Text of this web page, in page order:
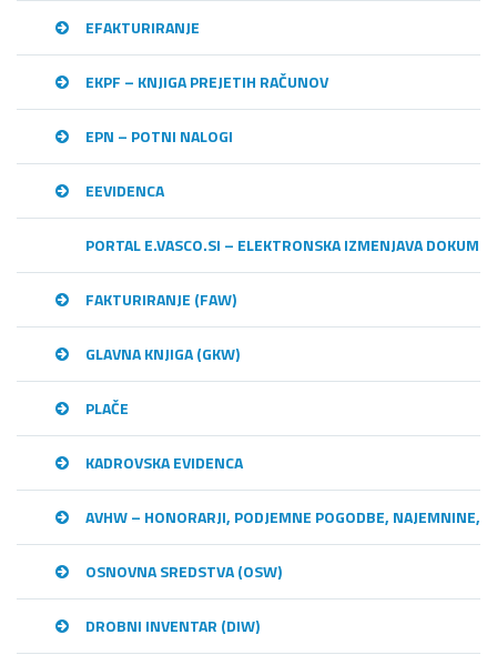
EFAKTURIRANJE
EKPF – KNJIGA PREJETIH RAČUNOV
EPN – POTNI NALOGI
EEVIDENCA
PORTAL E.VASCO.SI – ELEKTRONSKA IZMENJAVA
FAKTURIRANJE (FAW)
GLAVNA KNJIGA (GKW)
PLAČE
KADROVSKA EVIDENCA
AVHW – HONORARJI, PODJEMNE POGODBE, NAJEMNINE,…
OSNOVNA SREDSTVA (OSW)
DROBNI INVENTAR (DIW)